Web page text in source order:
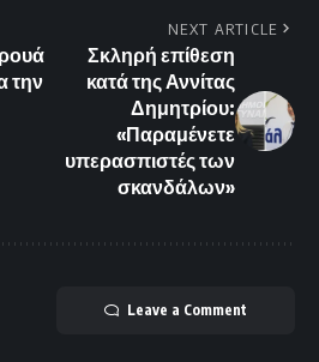
την
NEXT ARTICLE
Σκληρή επίθεση
κατά της Αννίτας
Δημητρίου:
«Παραμένετε
υπερασπιστές των
σκανδάλων»
Leave a Comment